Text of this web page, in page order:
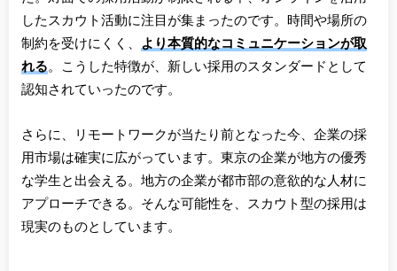
したスカウト活動に注目が集まったのです。時間や場所の
制約を受けにくく、
より本質的なコミュニケーションが取
れる。こうした特徴が、新しい採用のスタンダードとして
認知されていったのです。
さらに、リモートワークが当たり前となった今、企業の採
用市場は確実に広がっています。東京の企業が地方の優秀
な学生と出会える。地方の企業が都市部の意欲的な人材に
アプローチできる。そんな可能性を、スカウト型の採用は
現実のものとしています。